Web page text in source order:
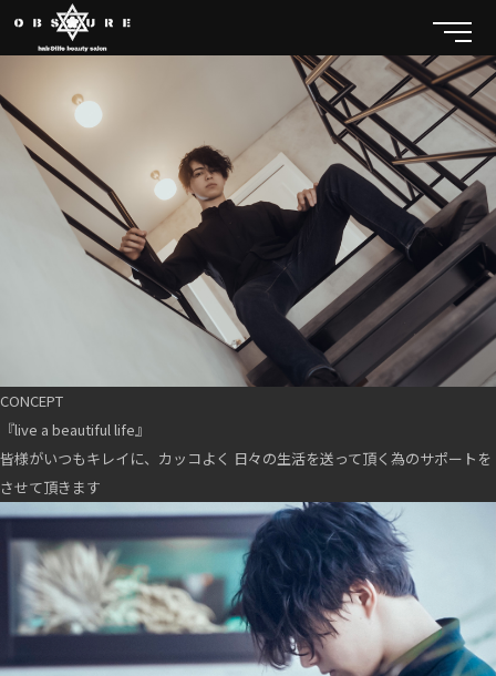
CONCEPT
『live a beautiful life』
皆様がいつもキレイに、カッコよく 日々の生活を送って頂く為のサポートを
させて頂きます